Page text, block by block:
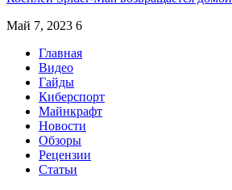
Май 7, 2023 6
Главная
Видео
Гайды
Киберспорт
Майнкрафт
Новости
Обзоры
Рецензии
Статьи